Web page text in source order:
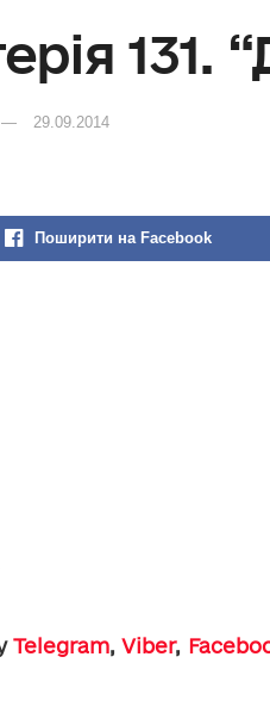
131.
29.09.2014
Поширити на Facebook
Telegram,Viber,